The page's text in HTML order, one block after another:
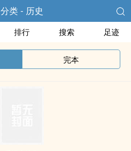
分类 - 历史
排行 搜索 足迹
完本